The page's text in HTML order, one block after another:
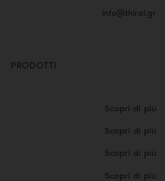
info@thiral.gr
PRODOTTI
Scopri di più
Scopri di più
Scopri di più
Scopri di più